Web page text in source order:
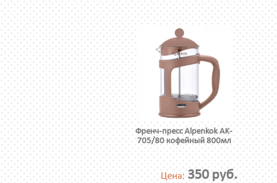
Френч-пресс Alpenkok AK-
705/80 кофейный 800мл
Цена: 350 руб.